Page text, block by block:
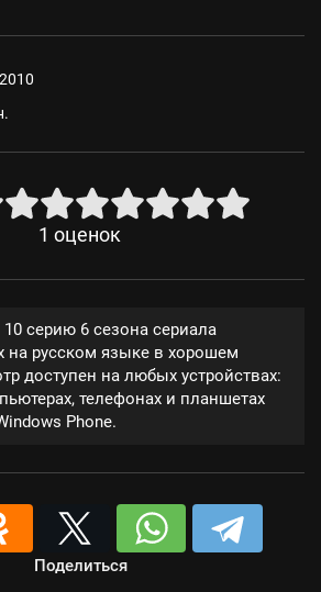
1 оценок
серию 6 сезона сериала
на русском языке в хорошем
доступен на любых устройствах:
телефонах и планшетах
Phone.
Поделиться